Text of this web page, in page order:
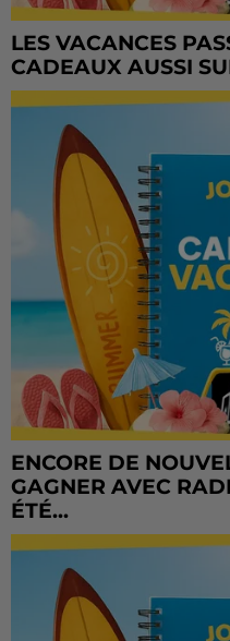
LES VACANCES
CADEAUX AUSSI
ENCORE DE
GAGNER AVEC
ÉTÉ...